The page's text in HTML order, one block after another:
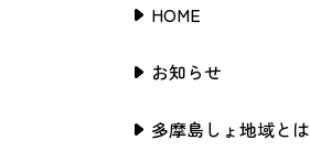
HOME
お知らせ
多摩島しょ地域とは